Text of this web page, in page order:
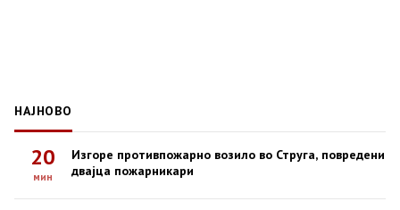
НАЈНОВО
20
мин
Изгоре противпожарно возило во Струга, повредени
двајца пожарникари